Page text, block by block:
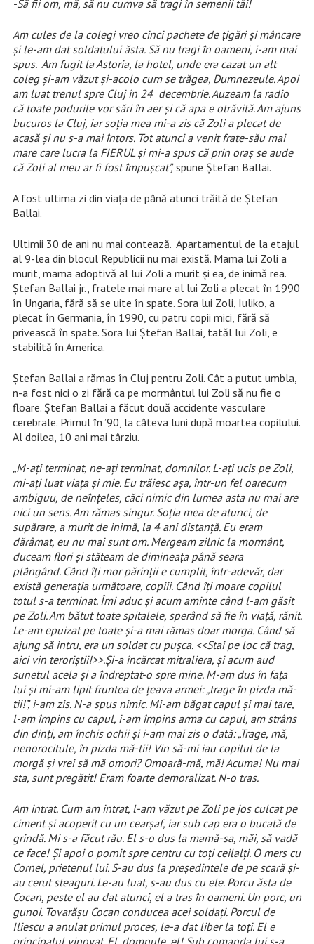
-Să fii om, mă, să nu cumva să tragi în semenii tăi!
Am cules de la colegi vreo cinci pachete de țigări și mâncare
și le-am dat soldatului ăsta. Să nu tragi în oameni, i-am mai
spus. Am fugit la Astoria, la hotel, unde era cazat un alt
coleg și-am văzut și-acolo cum se trăgea, Dumnezeule. Apoi
am luat trenul spre Cluj în 24 decembrie. Auzeam la radio
că toate podurile vor sări în aer și că apa e otrăvită. Am ajuns
bucuros la Cluj, iar soția mea mi-a zis că Zoli a plecat de
acasă și nu s-a mai întors. Tot atunci a venit frate-său mai
mare care lucra la FIERUL și mi-a spus că prin oraș se aude
că Zoli al meu ar fi fost împușcat”,spune Ștefan Ballai.
A fost ultima zi din viața de până atunci trăită de Ștefan
Ballai.
Ultimii 30 de ani nu mai contează. Apartamentul de la etajul
al 9-lea din blocul Republicii nu mai există. Mama lui Zoli a
murit, mama adoptivă al lui Zoli a murit și ea, de inimă rea.
Ștefan Ballai jr., fratele mai mare al lui Zoli a plecat în 1990
în Ungaria, fără să se uite în spate. Sora lui Zoli, Iuliko, a
plecat în Germania, în 1990, cu patru copii mici, fără să
privească în spate. Sora lui Ștefan Ballai, tatăl lui Zoli, e
stabilită în America.
Ștefan Ballai a rămas în Cluj pentru Zoli. Cât a putut umbla,
n-a fost nici o zi fără ca pe mormântul lui Zoli să nu fie o
floare. Ștefan Ballai a făcut două accidente vasculare
cerebrale. Primul în ’90, la câteva luni după moartea copilului.
Al doilea, 10 ani mai târziu.
„M-ați terminat, ne-ați terminat, domnilor. L-ați ucis pe Zoli,
mi-ați luat viața și mie. Eu trăiesc așa, într-un fel oarecum
ambiguu, de neînțeles, căci nimic din lumea asta nu mai are
nici un sens. Am rămas singur. Soția mea de atunci, de
supărare, a murit de inimă, la 4 ani distanță. Eu eram
dărâmat, eu nu mai sunt om. Mergeam zilnic la mormânt,
duceam flori și stăteam de dimineața până seara
plângând. Când îți mor părinții e cumplit, într-adevăr, dar
există generația următoare, copiii. Când îți moare copilul
totul s-a terminat. Îmi aduc și acum aminte când l-am găsit
pe Zoli. Am bătut toate spitalele, sperând să fie în viață, rănit.
Le-am epuizat pe toate și-a mai rămas doar morga. Când să
ajung să intru, era un soldat cu pușca. <<Stai pe loc că trag,
aici vin teroriștii!>>.Și-a încărcat mitraliera, și acum aud
sunetul acela și a îndreptat-o spre mine. M-am dus în fața
lui și mi-am lipit fruntea de țeava armei: „trage în pizda mă-
tii!”, i-am zis. N-a spus nimic. Mi-am băgat capul și mai tare,
l-am împins cu capul, i-am împins arma cu capul, am strâns
din dinți, am închis ochii și i-am mai zis o dată: „Trage, mă,
nenorocitule, în pizda mă-tii! Vin să-mi iau copilul de la
morgă și vrei să mă omori? Omoară-mă, mă! Acuma! Nu mai
sta, sunt pregătit! Eram foarte demoralizat. N-o tras.
Am intrat. Cum am intrat, l-am văzut pe Zoli pe jos culcat pe
ciment și acoperit cu un cearșaf, iar sub cap era o bucată de
grindă. Mi s-a făcut rău. El s-o dus la mamă-sa, măi, să vadă
ce face! Și apoi o pornit spre centru cu toți ceilalți. O mers cu
Cornel, prietenul lui. S-au dus la președintele de pe scară și-
au cerut steaguri. Le-au luat, s-au dus cu ele. Porcu ăsta de
Cocan, peste el au dat atunci, el a tras în oameni. Un porc, un
gunoi. Tovarășu Cocan conducea acei soldați. Porcul de
Iliescu a anulat primul proces, le-a dat liber la toți. El e
principalul vinovat. El, domnule, el! Sub comanda lui s-a